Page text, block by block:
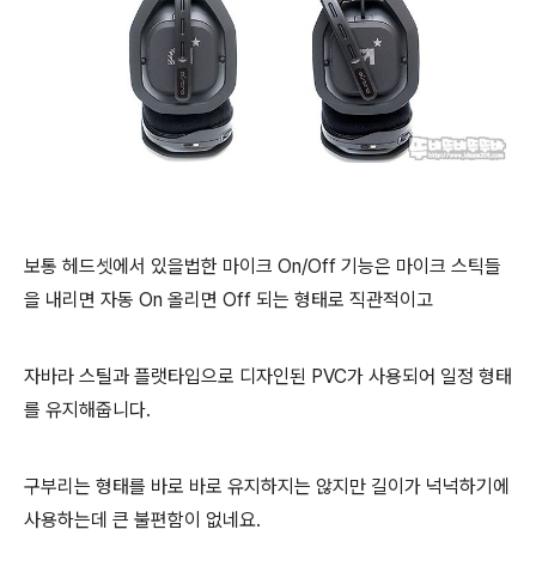
보통 헤드셋에서 있을법한 마이크 On/Off 기능은 마이크 스틱들
을 내리면 자동 On 올리면 Off 되는 형태로 직관적이고
자바라 스틸과 플랫타입으로 디자인된 PVC가 사용되어 일정 형태
를 유지해줍니다.
구부리는 형태를 바로 바로 유지하지는 않지만 길이가 넉넉하기에
사용하는데 큰 불편함이 없네요.